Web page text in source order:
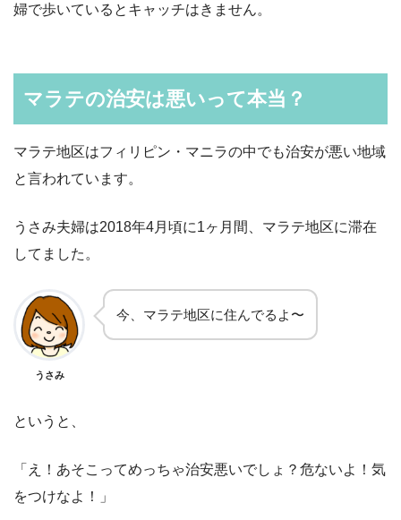
婦で歩いているとキャッチはきません。
マラテの治安は悪いって本当？
マラテ地区はフィリピン・マニラの中でも治安が悪い地域
と言われています。
うさみ夫婦は2018年4月頃に1ヶ月間、マラテ地区に滞在
してました。
うさみ
今、マラテ地区に住んでるよ〜
というと、
「え！あそこってめっちゃ治安悪いでしょ？危ないよ！気
をつけなよ！」